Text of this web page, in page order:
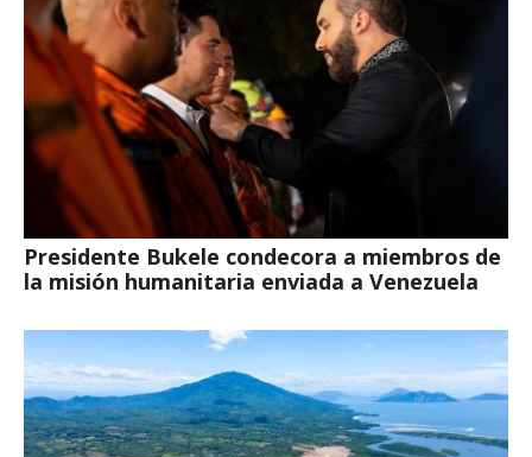
Presidente Bukele condecora a miembros de
la misión humanitaria enviada a Venezuela